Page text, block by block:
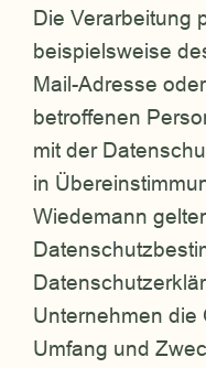
Die Verarbeitung
beispielsweise
Mail-Adresse
betroffenen
mit der
in
Wiedemann
Unternehmen die
Umfang und